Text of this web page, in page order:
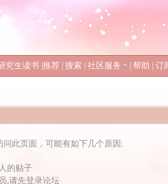
究生读书 推荐 搜索 社区服务 帮助 订
此页面，可能有如下几个原因:
的贴子
,请先登录论坛